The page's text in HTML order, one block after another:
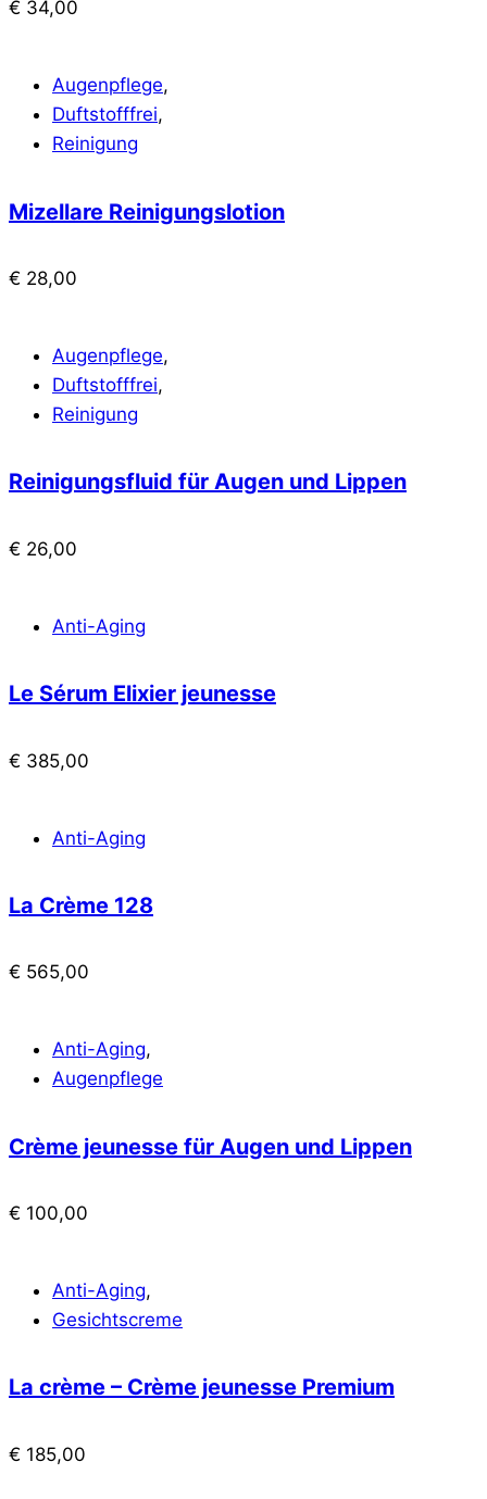
€ 34,00
Augenpflege,
Duftstofffrei,
Reinigung
Mizellare Reinigungslotion
€ 28,00
Augenpflege,
Duftstofffrei,
Reinigung
Reinigungsfluid für Augen und Lippen
€ 26,00
Anti-Aging
Le Sérum Elixier jeunesse
€ 385,00
Anti-Aging
La Crème 128
€ 565,00
Anti-Aging,
Augenpflege
Crème jeunesse für Augen und Lippen
€ 100,00
Anti-Aging,
Gesichtscreme
La crème – Crème jeunesse Premium
€ 185,00